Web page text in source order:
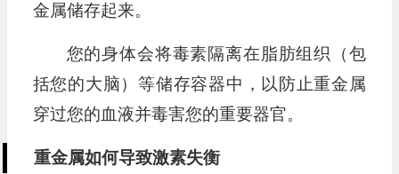
金属储存起来。
您的身体会将毒素隔离在脂肪组织（包
括您的大脑）等储存容器中，以防止重金属
穿过您的血液并毒害您的重要器官。
重金属如何导致激素失衡